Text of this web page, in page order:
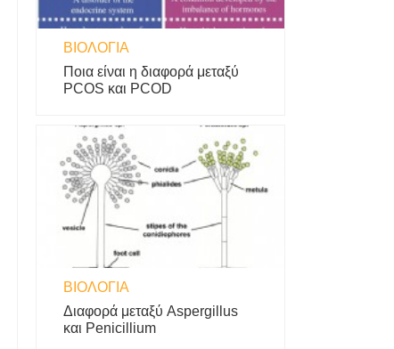
ΒΙΟΛΟΓΊΑ
Ποια είναι η διαφορά μεταξύ
PCOS και PCOD
ΒΙΟΛΟΓΊΑ
Διαφορά μεταξύ Aspergillus
και Penicillium